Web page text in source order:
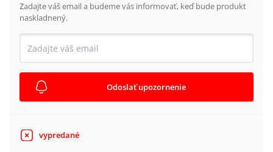
Zadajte váš email a budeme vás informovať, keď bude produkt
naskladnený.
Odoslať upozornenie
vypredané